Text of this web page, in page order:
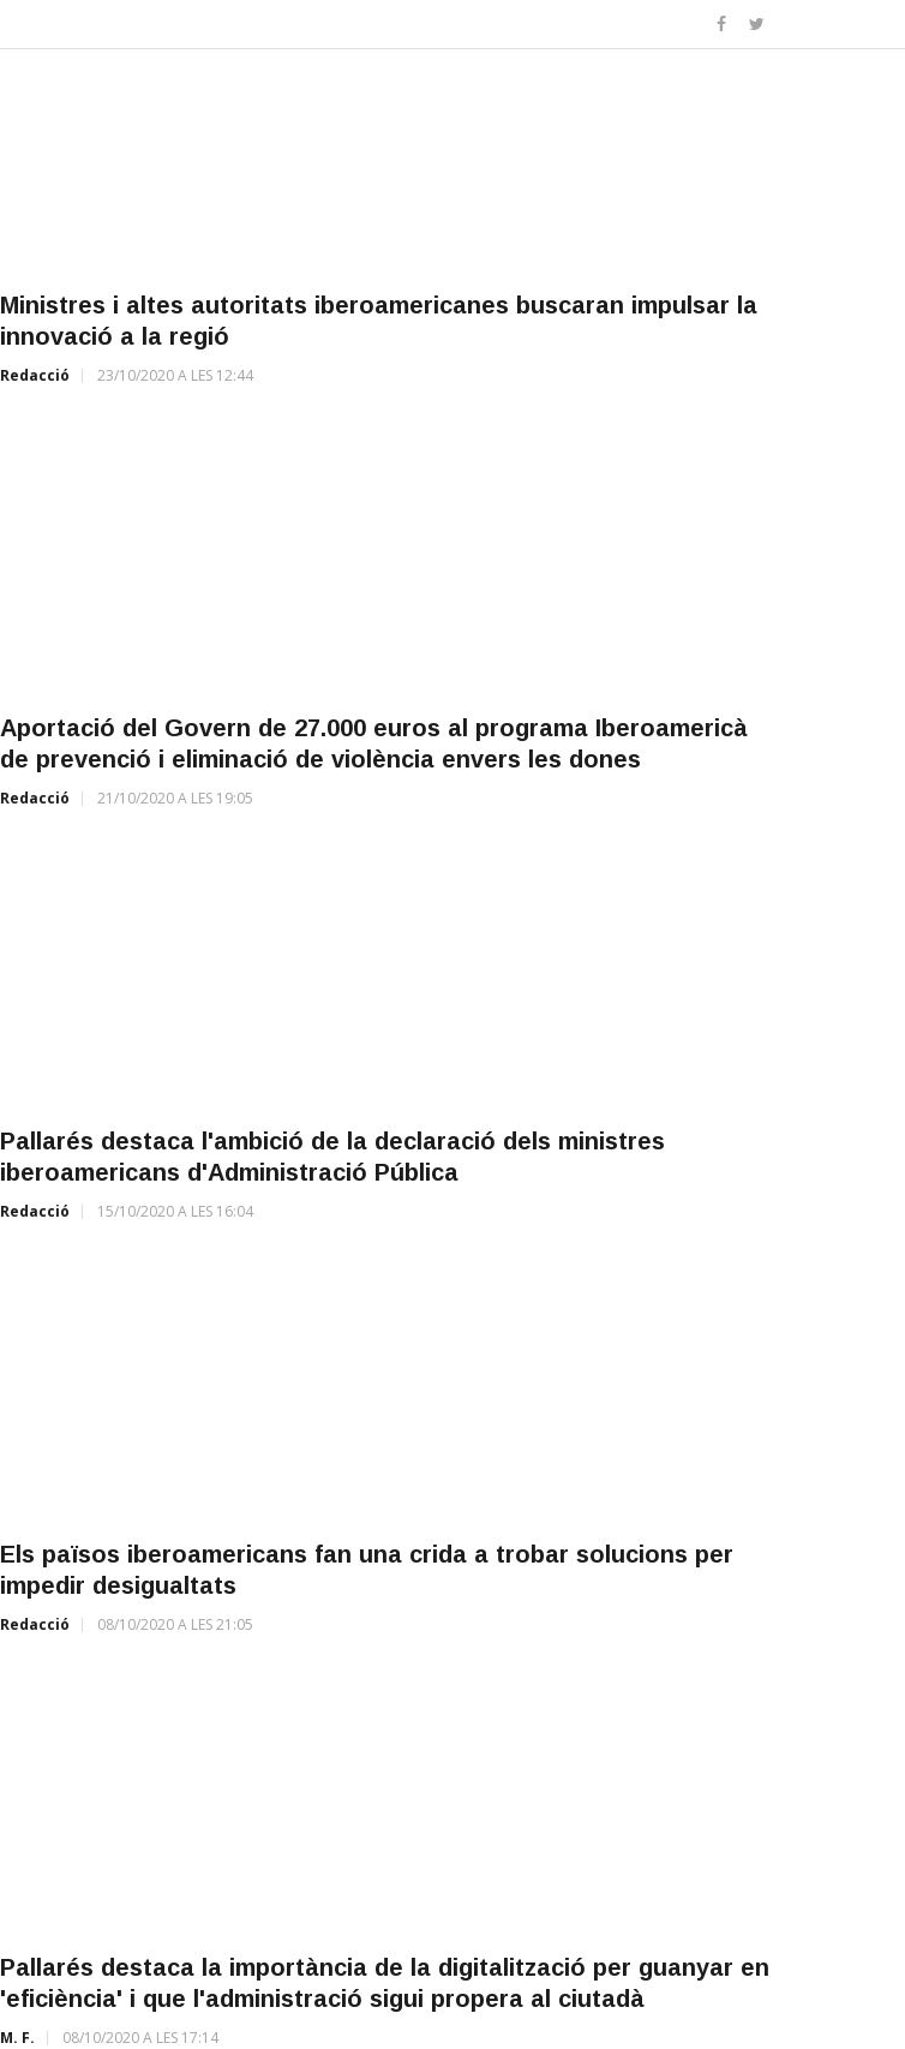
Ministres i altes autoritats iberoamericanes buscaran impulsar la
innovació a la regió
Redacció 23/10/2020 A LES 12:44
Aportació del Govern de 27.000 euros al programa Iberoamericà
de prevenció i eliminació de violència envers les dones
Redacció 21/10/2020 A LES 19:05
Pallarés destaca l'ambició de la declaració dels ministres
iberoamericans d'Administració Pública
Redacció 15/10/2020 A LES 16:04
Els països iberoamericans fan una crida a trobar solucions per
impedir desigualtats
Redacció 08/10/2020 A LES 21:05
Pallarés destaca la importància de la digitalització per guanyar en
'eficiència' i que l'administració sigui propera al ciutadà
M. F. 08/10/2020 A LES 17:14